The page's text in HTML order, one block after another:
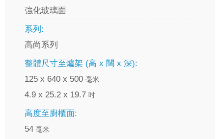
強化玻璃面
系列:
高尚系列
整體尺寸至爐架 (高 x 闊 x 深):
125 x 640 x 500 毫米
4.9 x 25.2 x 19.7 吋
高度至廚櫃面:
54 毫米